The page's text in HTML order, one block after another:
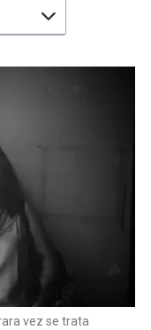
vez se trata